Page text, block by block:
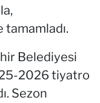
tamamladı.
Belediyesi
2026 tiyatro
Sezon